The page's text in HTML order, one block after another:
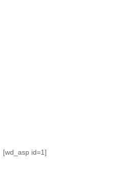
[wd_asp id=1]